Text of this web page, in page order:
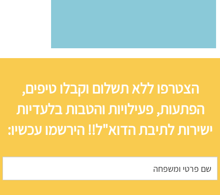
הצטרפו ללא תשלום וקבלו טיפים,
הפתעות, פעילויות והטבות בלעדיות
ישירות לתיבת הדוא"ל!! הירשמו עכשיו: